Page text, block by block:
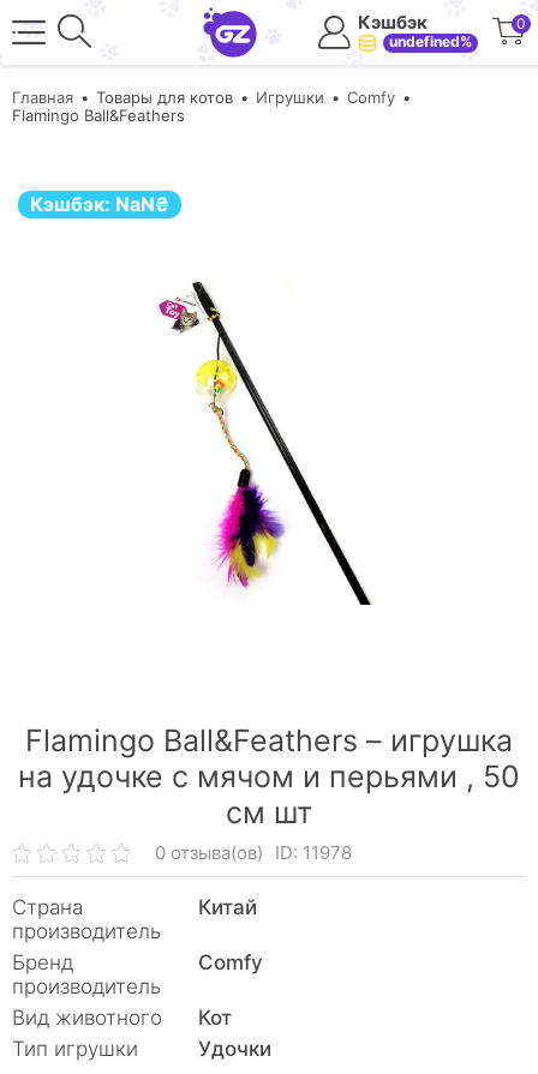
Кэшбэк
undefined%
0
Главная Товары для котов Игрушки
Comfy
Flamingo Ball&Feathers
Кэшбэк: NaN₴
Flamingo Ball&Feathers – игрушка
на удочке с мячом и перьями , 50
см шт
0 отзыва(ов) ID: 11978
Страна
производитель
Китай
Бренд
производитель
Comfy
Вид животного
Кот
Тип игрушки
Удочки